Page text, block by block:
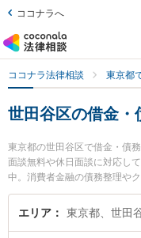
ココナラへ
ココナラ法律相談 東京都
世田谷区の借金・
東京都の世田谷区で借金・債
面談無料や休日面談に対応し
中。消費者金融の債務整理や
等の細かな分野での絞り込み
ろ法律事務所の横溝 秀明弁護
エリア 東京都、世田